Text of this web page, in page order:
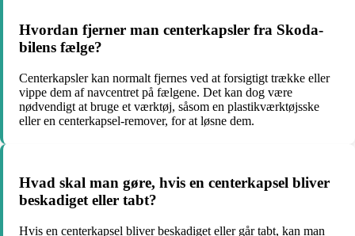
Hvordan fjerner man centerkapsler fra Skoda-
bilens fælge?
Centerkapsler kan normalt fjernes ved at forsigtigt trække eller
vippe dem af navcentret på fælgene. Det kan dog være
nødvendigt at bruge et værktøj, såsom en plastikværktøjsske
eller en centerkapsel-remover, for at løsne dem.
Hvad skal man gøre, hvis en centerkapsel bliver
beskadiget eller tabt?
Hvis en centerkapsel bliver beskadiget eller går tabt, kan man